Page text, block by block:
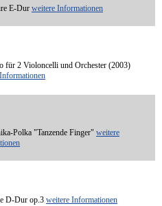
E-Dur weitere Informationen
für 2 Violoncelli und Orchester (2003)
Polka "Tanzende Finger" weitere
D-Dur op.3 weitere Informationen